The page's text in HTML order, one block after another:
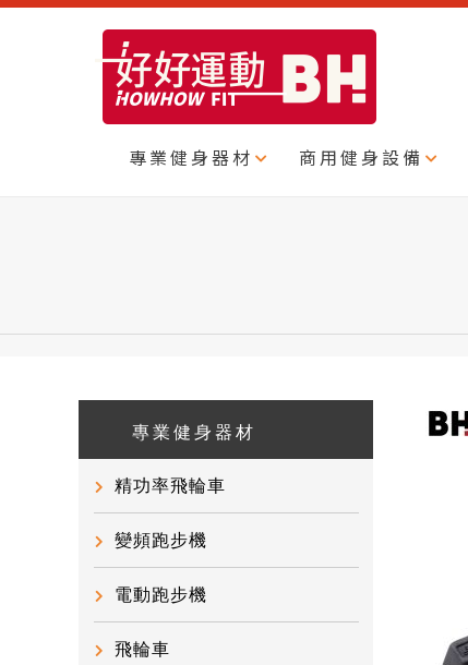
專業健身器材 商用健身設備
專業健身器材
精功率飛輪車
變頻跑步機
電動跑步機
飛輪車